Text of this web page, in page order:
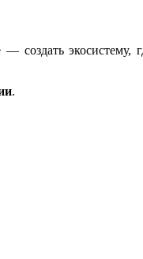
создать
.